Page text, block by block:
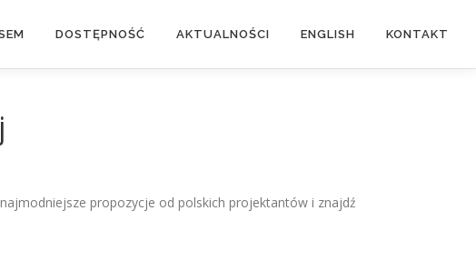
DOSTĘPNOŚĆ AKTUALNOŚCI ENGLISH KONTAKT
propozycje od polskich projektantów i znajdź